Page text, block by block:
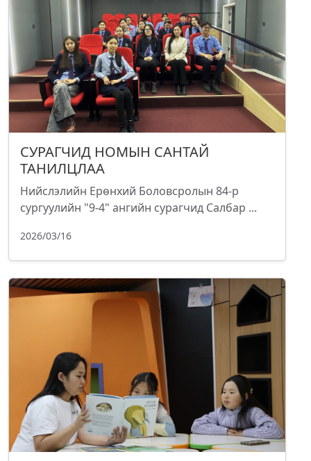
СУРАГЧИД НОМЫН САНТАЙ
ТАНИЛЦЛАА
Нийслэлийн Ерөнхий Боловсролын 84-р
сургуулийн "9-4" ангийн сурагчид Салбар ...
2026/03/16